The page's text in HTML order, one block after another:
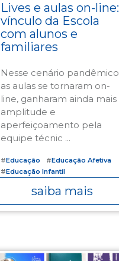
Lives e aulas on-line:
vínculo da Escola
com alunos e
familiares
Nesse cenário pandêmico
as aulas se tornaram on-
line, ganharam ainda mais
amplitude e
aperfeiçoamento pela
equipe técnic ...
#Educação #Educação Afetiva
#Educação Infantil
saiba mais